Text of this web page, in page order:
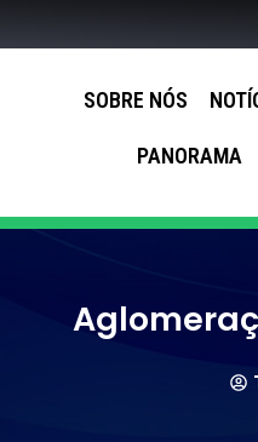
SOBRE NÓS
PANORAMA